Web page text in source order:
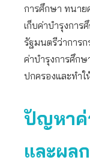
การศึกษา ทนาย
เก็บค่าบำรุงกา
รัฐมนตรีว่าการก
ค่าบำรุงการศึก
ปกครองและทำใ
ปัญหาค่
และผล